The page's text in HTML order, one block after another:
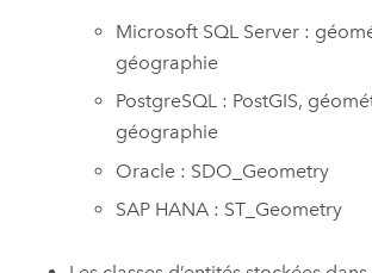
Microsoft SQL Server :
géographie
PostgreSQL : PostGIS,
géographie
Oracle : SDO_Geometry
SAP HANA : ST_Geometry